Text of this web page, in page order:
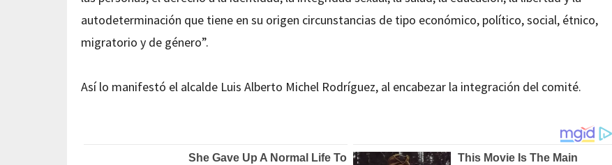
autodeterminación que tiene en su origen circunstancias de tipo económico, político, social, étnico,
migratorio y de género”.
Así lo manifestó el alcalde Luis Alberto Michel Rodríguez, al encabezar la integración del comité.